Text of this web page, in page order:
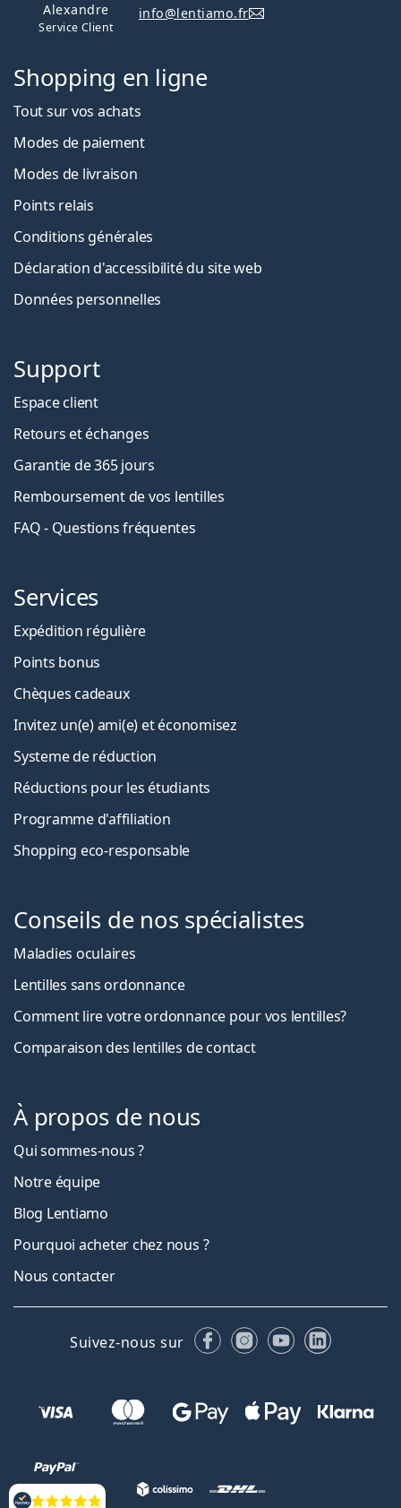
Alexandre
Service Client
info@lentiamo.fr
Shopping en ligne
Tout sur vos achats
Modes de paiement
Modes de livraison
Points relais
Conditions générales
Déclaration d'accessibilité du site web
Données personnelles
Support
Espace client
Retours et échanges
Garantie de 365 jours
Remboursement de vos lentilles
FAQ - Questions fréquentes
Services
Expédition régulière
Points bonus
Chèques cadeaux
Invitez un(e) ami(e) et économisez
Systeme de réduction
Réductions pour les étudiants
Programme d'affiliation
Shopping eco-responsable
Conseils de nos spécialistes
Maladies oculaires
Lentilles sans ordonnance
Comment lire votre ordonnance pour vos lentilles?
Comparaison des lentilles de contact
À propos de nous
Qui sommes-nous ?
Notre équipe
Blog Lentiamo
Pourquoi acheter chez nous ?
Nous contacter
Suivez-nous sur FacebookInstagram
YouTubeLinkedIn